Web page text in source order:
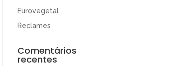
Eurovegetal
Reclames
Comentários
recentes